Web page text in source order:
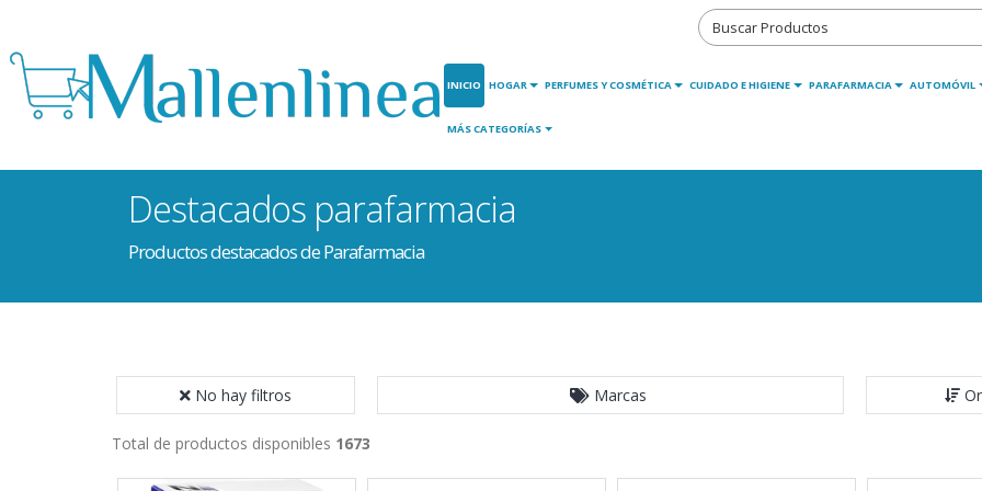
INICIO HOGAR PERFUMES Y COSMÉTICA CUIDADO E HIGIENE PARAFARMACIA AUTOMÓVIL
MÁS CATEGORÍAS
Destacados parafarmacia
Productos destacados de Parafarmacia
No hay filtros Marcas
Total de productos disponibles 1673